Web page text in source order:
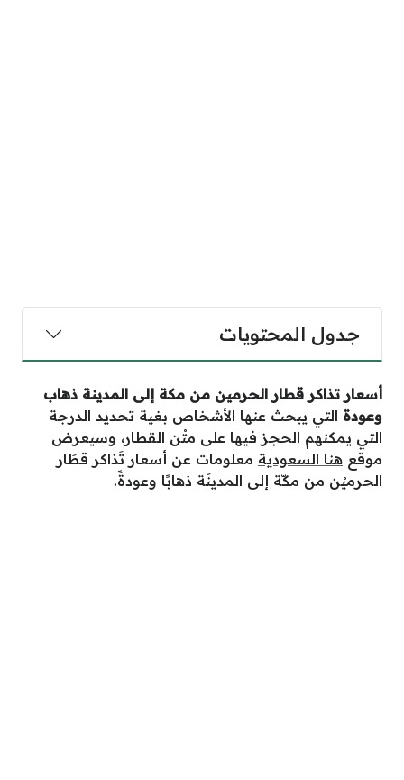
جدول المحتويات
أسعار تذاكر قطار الحرمين من مكة إلى المدينة ذهاب
وعودة التي يبحث عنها الأشخاص بغية تحديد الدرجة
التي يمكنهم الحجز فيها على متْن القطار، وسيعرض
موقع هنا السعودية معلومات عن أسعار تَذاكر قطَار
الحرميْن من مكّة إلى المدينَة ذهابًا وعودةً.